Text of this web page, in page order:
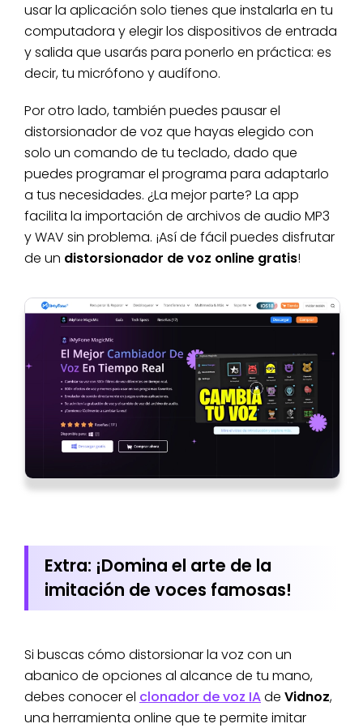
usar la aplicación solo tienes que instalarla en tu
computadora y elegir los dispositivos de entrada
y salida que usarás para ponerlo en práctica: es
decir, tu micrófono y audífono.
Por otro lado, también puedes pausar el
distorsionador de voz que hayas elegido con
solo un comando de tu teclado, dado que
puedes programar el programa para adaptarlo
a tus necesidades. ¿La mejor parte? La app
facilita la importación de archivos de audio MP3
y WAV sin problema. ¡Así de fácil puedes disfrutar
de un distorsionador de voz online gratis!
Extra: ¡Domina el arte de la
imitación de voces famosas!
Si buscas cómo distorsionar la voz con un
abanico de opciones al alcance de tu mano,
debes conocer el clonador de voz IAde Vidnoz,
una herramienta online que te permite imitar